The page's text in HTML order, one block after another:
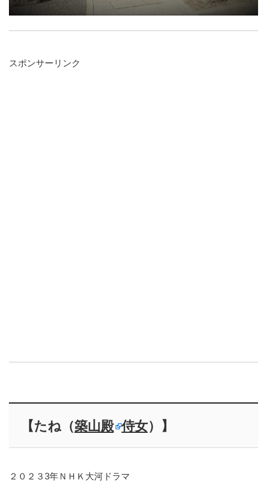
スポンサーリンク
【たね（築山殿 侍女）】
２０２３3年ＮＨＫ大河ドラマ